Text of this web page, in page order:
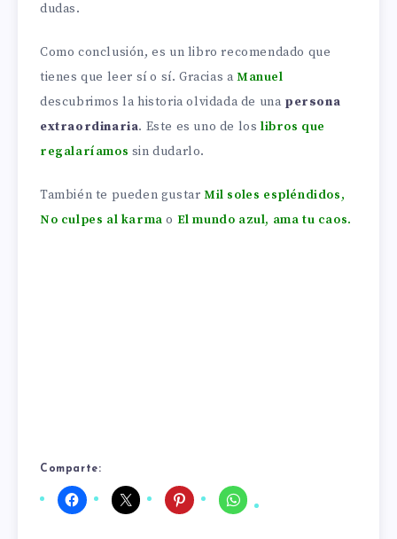
dudas.
Como conclusión, es un libro recomendado que
tienes que leer sí o sí. Gracias aManuel
descubrimos la historia olvidada de una persona
extraordinaria. Este es uno de los libros que
regalaríamos sin dudarlo.
También te pueden gustar Mil soles espléndidos,
No culpes al karma o El mundo azul, ama tu caos.
Comparte: